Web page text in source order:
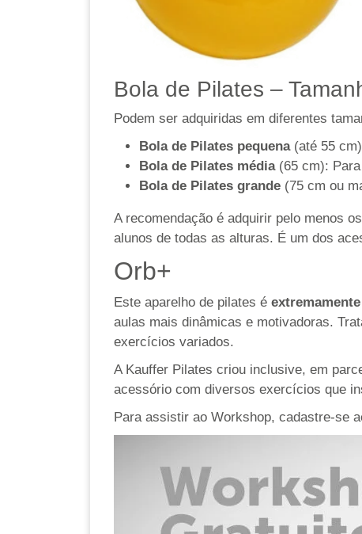
Bola de Pilates –
Podem ser adquiridas em diferentes
Bola de Pilates pequena(até 55
Bola de Pilates média (65 cm):
Bola de Pilates grande (75 cm ou
A recomendação é adquirir pelo menos
alunos de todas as alturas. É um dos
Orb+
Este aparelho de pilates é
aulas mais dinâmicas e motivadoras.
exercícios variados.
A Kauffer Pilates criou inclusive, em
acessório com diversos exercícios que
Para assistir ao Workshop, cadastre-se